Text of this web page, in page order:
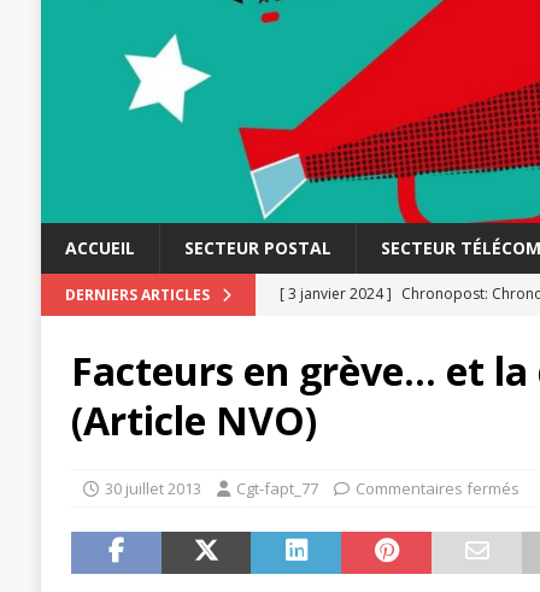
ACCUEIL SECTEUR POSTAL SECTEUR
DERNIERS ARTICLES [ 23 novembre 2023 ] CGT LBP
[ 15 novembre 2023 ]
Postières –
[ 3 avril 2026 ]
Mutuelle : encore
POSTAL
[ 19 septembre 2025 ]
La Poste -
SECTEUR POSTAL
Facteurs en grève… et
(Article NVO)
30 juillet 2013 Cgt-fapt_77 Commentaires fermés